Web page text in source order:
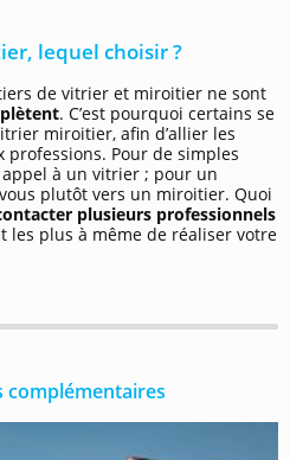
lequel choisir ?
de vitrier et miroitier ne sont
. C’est pourquoi certains se
miroitier, afin d’allier les
Pour de simples
à un vitrier ; pour un
plutôt vers un miroitier. Quoi
plusieurs professionnels
les plus à même de réaliser votre